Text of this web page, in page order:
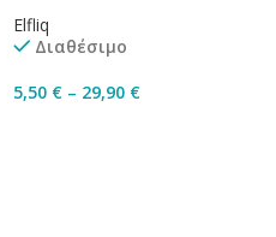
Elfliq
Διαθέσιμο
5,50 € – 29,90 €